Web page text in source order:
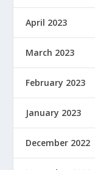
April 2023
March 2023
February 2023
January 2023
December 2022